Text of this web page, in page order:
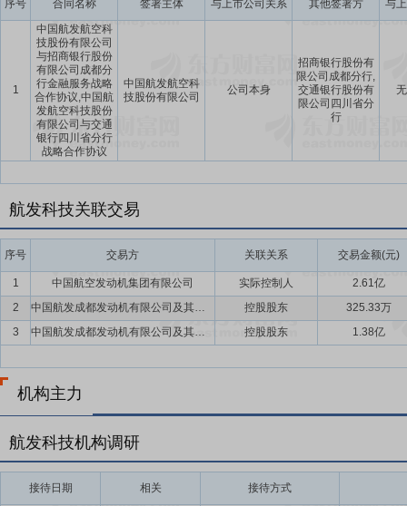
序号 合同名称 签署主体 与上市公司关系 其他签署方 与
1
中国航发航空科
技股份有限公司
与招商银行股份
有限公司成都分
行金融服务战略
合作协议,中国航
发航空科技股份
有限公司与交通
银行四川省分行
战略合作协议
中国航发航空科
技股份有限公司
公司本身
招商银行股份有
限公司成都分行,
交通银行股份有
限公司四川省分
行
航发科技关联交易
序号 交易方 关联关系 交易金额(元)
1 中国航空发动机集团有限公司 实际控制人
2.61亿
2
中国航发成都发动机有限公司及其出资企业 控股股东
325.33万
3
中国航发成都发动机有限公司及其出资企业 控股股东 1.38亿
机构主力
航发科技机构调研
接待日期 相关 接待方式